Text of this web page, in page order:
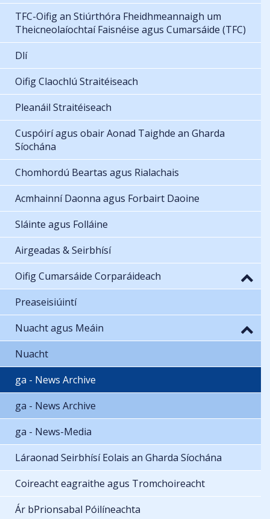
TFC-Oifig an Stiúrthóra Fheidhmeannaigh um
Theicneolaíochtaí Faisnéise agus Cumarsáide (TFC)
Dlí
Oifig Claochlú Straitéiseach
Pleanáil Straitéiseach
Cuspóirí agus obair Aonad Taighde an Gharda
Síochána
Chomhordú Beartas agus Rialachais
Acmhainní Daonna agus Forbairt Daoine
Sláinte agus Folláine
Airgeadas & Seirbhísí
Oifig Cumarsáide Corparáideach
Preaseisiúintí
Nuacht agus Meáin
Nuacht
ga - News Archive
ga - News Archive
ga - News-Media
Láraonad Seirbhísí Eolais an Gharda Síochána
Coireacht eagraithe agus Tromchoireacht
Ár bPrionsabal Póilíneachta